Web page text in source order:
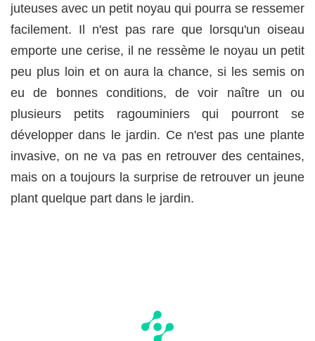
juteuses avec un petit noyau qui pourra se ressemer
facilement. Il n'est pas rare que lorsqu'un oiseau
emporte une cerise, il ne ressème le noyau un petit
peu plus loin et on aura la chance, si les semis on
eu de bonnes conditions, de voir naître un ou
plusieurs petits ragouminiers qui pourront se
développer dans le jardin. Ce n'est pas une plante
invasive, on ne va pas en retrouver des centaines,
mais on a toujours la surprise de retrouver un jeune
plant quelque part dans le jardin.